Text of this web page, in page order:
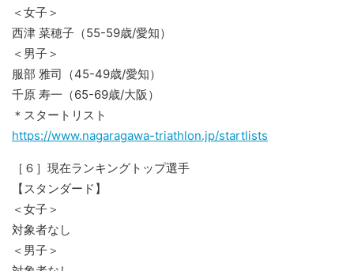
＜女子＞
西津 菜穂子（55-59歳/愛知）
＜男子＞
服部 雅司（45-49歳/愛知）
千原 寿一（65-69歳/大阪）
＊スタートリスト
https://www.nagaragawa-triathlon.jp/startlists
［６］現在ランキングトップ選手
【スタンダード】
＜女子＞
対象者なし
＜男子＞